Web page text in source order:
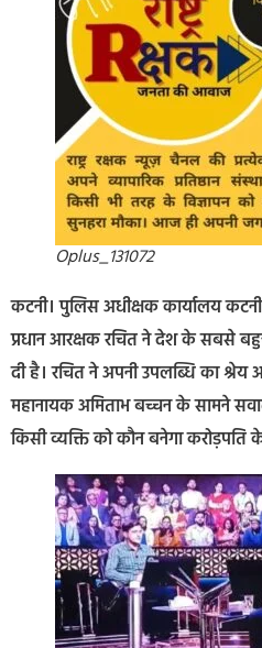
Oplus_131072
कटनी। पुलिस अधीक्षक कार्यालय
प्रधान आरक्षक रचित ने देश के सबसे
दी है। रचित ने अपनी उपलब्धि का श्रेय
महानायक अमिताभ बच्चन के सामने
किसी व्यक्ति को कौन बनेगा करोड़पति